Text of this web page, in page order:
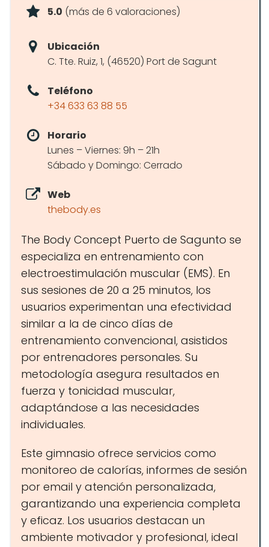
5.0 (más de 6 valoraciones)
Ubicación
C. Tte. Ruiz, 1, (46520) Port de Sagunt
Teléfono
+34 633 63 88 55
Horario
Lunes – Viernes: 9h – 21h
Sábado y Domingo: Cerrado
Web
thebody.es
The Body Concept Puerto de Sagunto se
especializa en entrenamiento con
electroestimulación muscular (EMS). En
sus sesiones de 20 a 25 minutos, los
usuarios experimentan una efectividad
similar a la de cinco días de
entrenamiento convencional, asistidos
por entrenadores personales. Su
metodología asegura resultados en
fuerza y tonicidad muscular,
adaptándose a las necesidades
individuales.
Este gimnasio ofrece servicios como
monitoreo de calorías, informes de sesión
por email y atención personalizada,
garantizando una experiencia completa
y eficaz. Los usuarios destacan un
ambiente motivador y profesional, ideal